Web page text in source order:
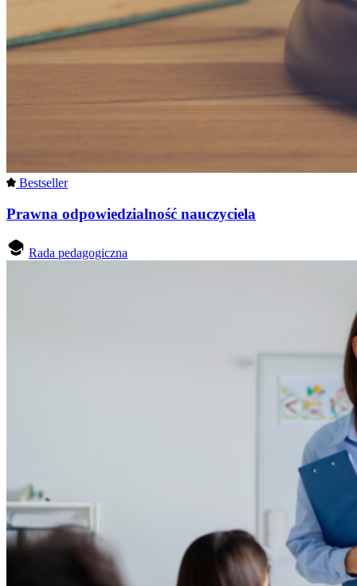
Bestseller
Prawna odpowiedzialność nauczyciela
Rada pedagogiczna